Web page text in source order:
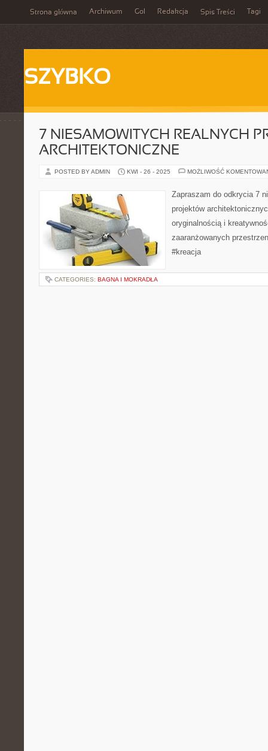
Strona główna Archiwum Gol Redakcja Spis Treści Tagi
SZYBKO
7 NIESAMOWITYCH REALNYCH
ARCHITEKTONICZNE
POSTED BY ADMIN KWI - 26 - 2025 MOŻLIWOŚĆ
Zapraszam do odkrycia 7
projektów
oryginalnością i
zaaranżowanych
#kreacja
CATEGORIES: BAGNA I MOKRADŁA